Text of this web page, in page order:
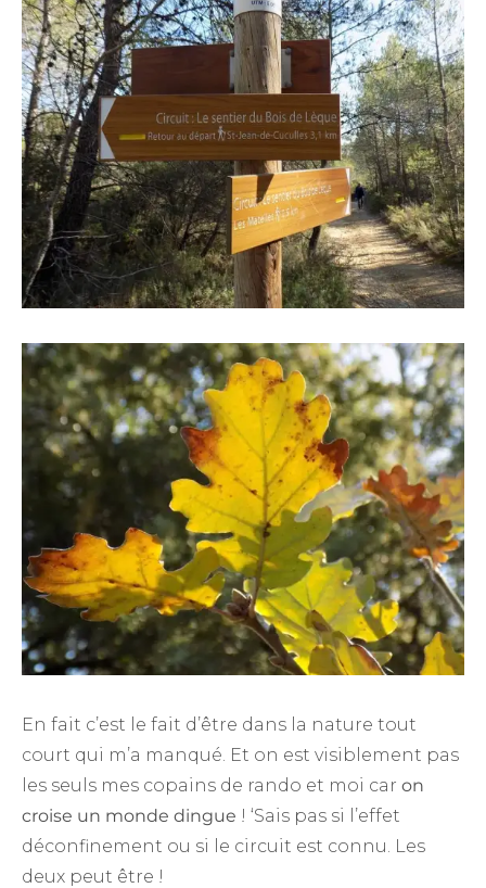
En fait c’est le fait d’être dans la nature tout
court qui m’a manqué. Et on est visiblement pas
les seuls mes copains de rando et moi car on
croise un monde dingue ! ‘Sais pas si l’effet
déconfinement ou si le circuit est connu. Les
deux peut être !